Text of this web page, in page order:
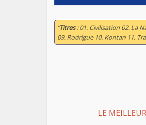
“Titres: 01. Civilisation 02. La
09. Rodrigue 10. Kontan 11.
LE